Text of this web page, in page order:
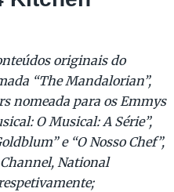
originais do
“The Mandalorian”,
nomeada para os Emmys
O Musical: A Série”,
e “O Nosso Chef”,
National